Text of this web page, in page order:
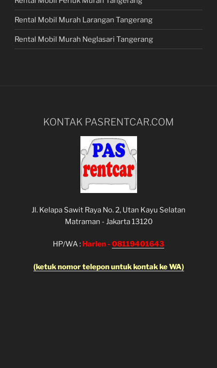
Rental Mobil Murah Larangan Tangerang
Rental Mobil Murah Neglasari Tangerang
KONTAK PASRENTCAR.COM
Jl. Kelapa Sawit Raya No. 2, Utan Kayu Selatan
Matraman - Jakarta 13120
HP/WA : Harlen - 08119401643
(ketuk nomor telepon untuk kontak ke WA)